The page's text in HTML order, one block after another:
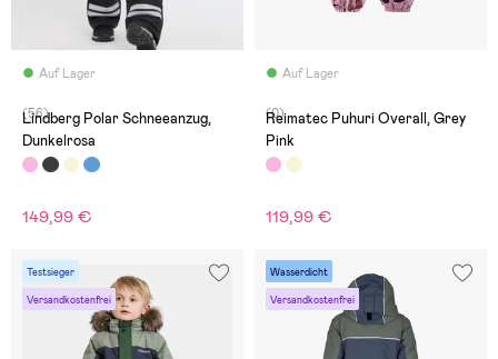
Auf Lager
(56)
Lindberg Polar Schneeanzug,
Dunkelrosa
149,99 €
Auf Lager
(0)
Reimatec Puhuri Overall, Grey
Pink
119,99 €
Testsieger
Versandkostenfrei
Wasserdicht
Versandkostenfrei